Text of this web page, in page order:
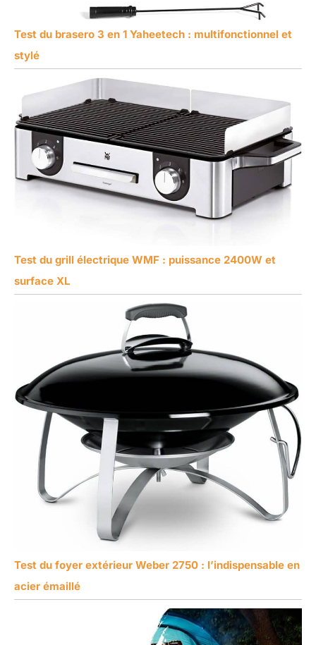
Test du brasero 3 en 1 Yaheetech : multifonctionnel et
stylé
Test du grill électrique WMF : puissance 2400W et
surface XL
Test du foyer extérieur Weber 2750 : l’indispensable en
acier émaillé